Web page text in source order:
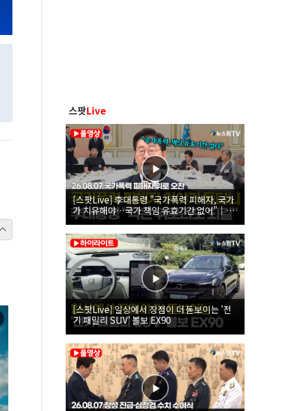
스팟Live
[스팟Live] 李대통령 "국가폭력 피해자, 국가
가 치유해야…국가 책임 유효기간 없어"｜
26.08.07 국가폭력 피해자 위로 오찬
[스팟Live] 일상에서 장점이 더 돋보이는 '전
기 패밀리 SUV' 볼보 EX90